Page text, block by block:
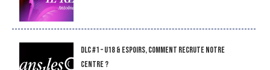
DLC #1 – U18 & Espoirs, comment recrute notre
Centre ?